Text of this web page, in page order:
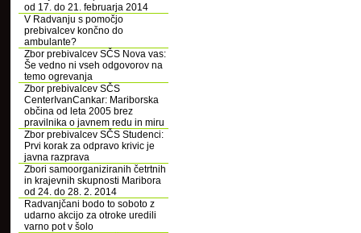
od 17. do 21. februarja 2014
V Radvanju s pomočjo
prebivalcev končno do
ambulante?
Zbor prebivalcev SČS Nova vas:
Še vedno ni vseh odgovorov na
temo ogrevanja
Zbor prebivalcev SČS
CenterIvanCankar: Mariborska
občina od leta 2005 brez
pravilnika o javnem redu in miru
Zbor prebivalcev SČS Studenci:
Prvi korak za odpravo krivic je
javna razprava
Zbori samoorganiziranih četrtnih
in krajevnih skupnosti Maribora
od 24. do 28. 2. 2014
Radvanjčani bodo to soboto z
udarno akcijo za otroke uredili
varno pot v šolo